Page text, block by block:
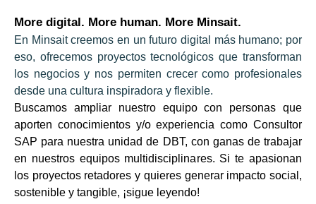
More digital. More human. More Minsait.
En Minsait creemos en un futuro digital más humano; por
eso, ofrecemos proyectos tecnológicos que transforman
los negocios y nos permiten crecer como profesionales
desde una cultura inspiradora y flexible.
Buscamos ampliar nuestro equipo con personas que
aporten conocimientos y/o experiencia como Consultor
SAP para nuestra unidad de DBT, con ganas de trabajar
en nuestros equipos multidisciplinares. Si te apasionan
los proyectos retadores y quieres generar impacto social,
sostenible y tangible, ¡sigue leyendo!